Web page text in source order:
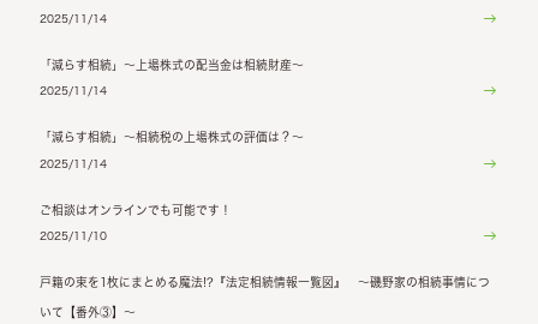
2025/11/14
「減らす相続」～上場株式の配当金は相続財産～
2025/11/14
「減らす相続」～相続税の上場株式の評価は？～
2025/11/14
ご相談はオンラインでも可能です！
2025/11/10
戸籍の束を1枚にまとめる魔法!?『法定相続情報一覧図』 ～磯野家の相続事情につ
いて【番外③】～